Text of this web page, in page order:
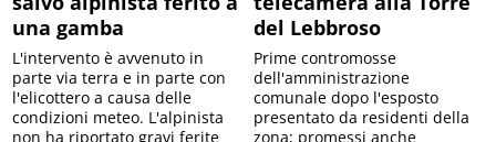
una gamba
L'intervento è avvenuto in
parte via terra e in parte con
l'elicottero a causa delle
condizioni meteo. L'alpinista
non ha riportato gravi ferite
del Lebbroso
Prime contromosse
dell'amministrazione
comunale dopo l'esposto
presentato da residenti della
zona; promessi anche